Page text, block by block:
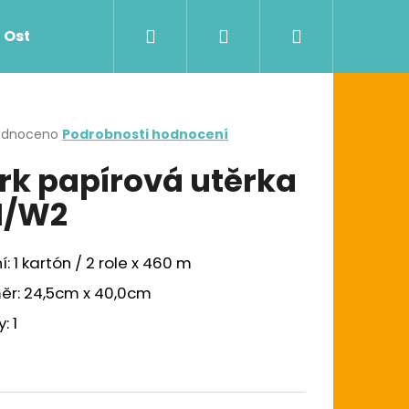
Ostatní Zdravotnictví Dávkovače
Přihlášení
Podrobnosti hodnocení
papírová utěrka
W2
1 kartón / 2 role x 460 m
24,5cm x 40,0cm
1
UTĚRKA W1/W2/W3